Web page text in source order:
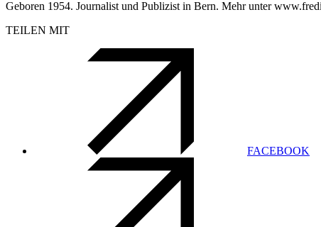
Geboren 1954. Journalist und Publizist in Bern. Mehr unter
TEILEN MIT
FACEBOOK